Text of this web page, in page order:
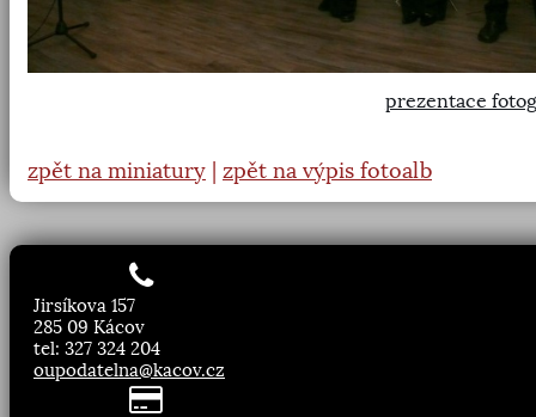
prezentace
zpět na miniatury zpět na výpis fotoalb
Jirsíkova 157
285 09 Kácov
tel: 327 324 204
oupodatelna@kacov.cz